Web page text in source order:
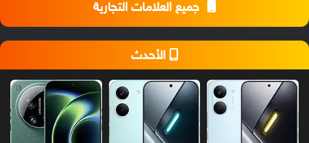
جميع العلامات التجارية
الأحدث